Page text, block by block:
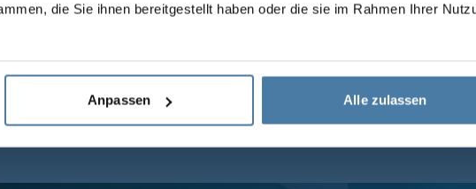
die Sie ihnen bereitgestellt haben oder die sie im Rahmen Ihrer
Anpassen Alle zulassen